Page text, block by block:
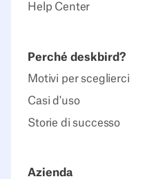
Help Center
Perché deskbird?
Motivi per sceglierci
Casi d'uso
Storie di successo
Azienda